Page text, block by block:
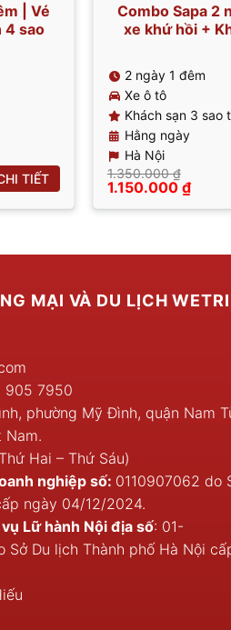
| Vé
4 sao
TIẾT
Combo Sapa 2
xe khứ hồi +
2 ngày 1 đêm
Xe ô tô
Khách sạn 3 sao
Hằng ngày
Hà Nội
1.350.000₫
Giá
là:
1.150.000 ₫Giá
hiện
tại
MẠI VÀ DU LỊCH
905 7950
phường Mỹ Đình, quận Nam
Nam.
Hai – Thứ Sáu)
nghiệp số: 0110907062 do
ngày 04/12/2024.
Lữ hành Nội địa số: 01-
Sở Du lịch Thành phố Hà Nội